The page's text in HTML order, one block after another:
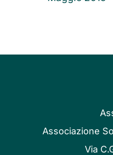
Associazione
Via